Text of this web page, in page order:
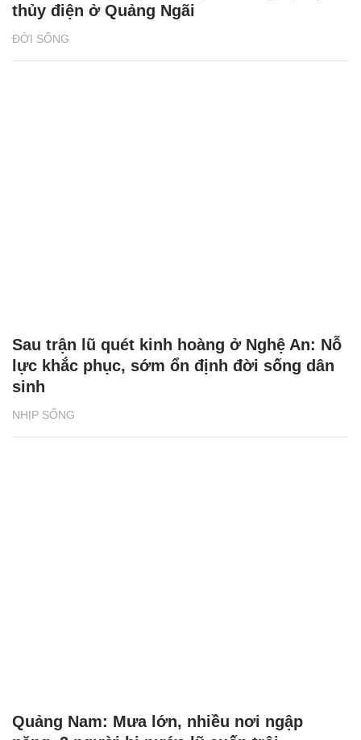
ĐỜI SỐNG
thủy điện ở Quảng Ngãi
NHỊP SỐNG
Sau trận lũ quét kinh hoàng ở Nghệ An: Nỗ
lực khắc phục, sớm ổn định đời sống dân
sinh
Quảng Nam: Mưa lớn, nhiều nơi ngập